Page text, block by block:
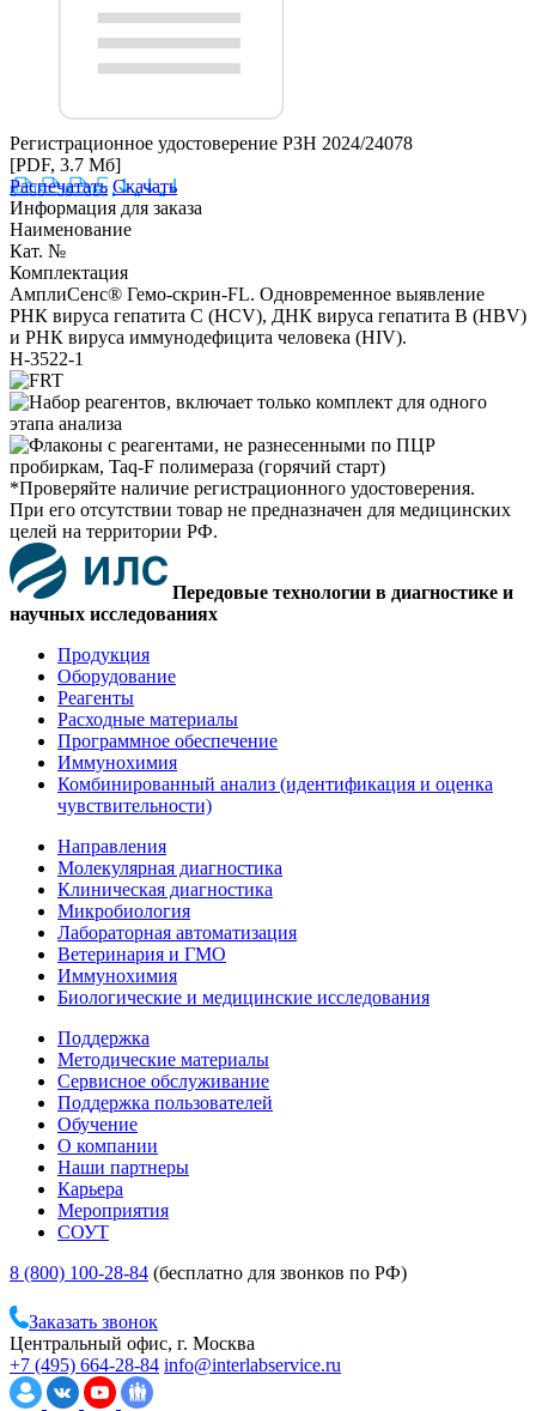
Регистрационное удостоверение РЗН 2024/24078
[PDF, 3.7 Мб]
Распечатать Скачать
Информация для заказа
Наименование
Кат. №
Комплектация
АмплиСенс® Гемо-скрин-FL. Одновременное выявление
РНК вируса гепатита С (HCV), ДНК вируса гепатита B (HBV)
и РНК вируса иммунодефицита человека (HIV).
H-3522-1
*Проверяйте наличие регистрационного удостоверения.
При его отсутствии товар не предназначен для медицинских
целей на территории РФ.
Передовые технологии в диагностике и
научных исследованиях
Продукция
Оборудование
Реагенты
Расходные материалы
Программное обеспечение
Иммунохимия
Комбинированный анализ (идентификация и оценка
чувствительности)
Направления
Молекулярная диагностика
Клиническая диагностика
Микробиология
Лабораторная автоматизация
Ветеринария и ГМО
Иммунохимия
Биологические и медицинские исследования
Поддержка
Методические материалы
Сервисное обслуживание
Поддержка пользователей
Обучение
О компании
Наши партнеры
Карьера
Мероприятия
СОУТ
8 (800) 100-28-84 (бесплатно для звонков по РФ)
Заказать звонок
Центральный офис, г. Москва
+7 (495) 664-28-84 info@interlabservice.ru